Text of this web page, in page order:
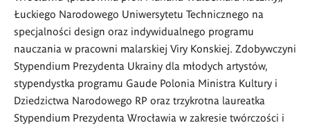
Łuckiego Narodowego Uniwersytetu Technicznego na
specjalności design oraz indywidualnego programu
nauczania w pracowni malarskiej Viry Konskiej. Zdobywczyni
Stypendium Prezydenta Ukrainy dla młodych artystów,
stypendystka programu Gaude Polonia Ministra Kultury i
Dziedzictwa Narodowego RP oraz trzykrotna laureatka
Stypendium Prezydenta Wrocławia w zakresie twórczości i